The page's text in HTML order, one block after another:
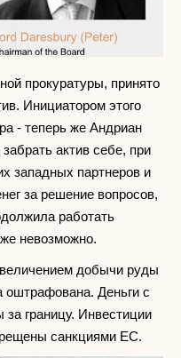
прокуратуры, принято
Инициатором этого
- теперь же Андриан
актив себе, при
западных партнеров и
за решение вопросов,
работать
невозможно.
добычи руды
оштрафована. Деньги с
границу. Инвестиции
санкциями ЕС.